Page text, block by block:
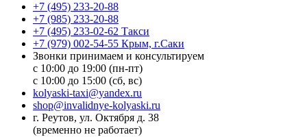
+7 (495) 233-20-88
+7 (985) 233-20-88
+7 (495) 233-02-62 Такси
+7 (979) 002-54-55 Крым, г.Саки
Звонки принимаем и консультируем
с 10:00 до 19:00 (пн-пт)
с 10:00 до 15:00 (сб, вс)
kolyaski-taxi@yandex.ru
shop@invalidnye-kolyaski.ru
г. Реутов, ул. Октября д. 38
(временно не работает)